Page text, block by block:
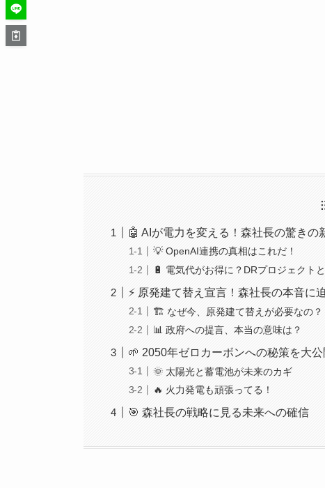
🤖 AIが電力を変える！森社長の驚きの
💡 OpenAI連携の真相はこれだ！
🔋 電気代がお得に？DRプロジェクト
⚡ 原発建て替え宣言！森社長の本音に
🏗️ なぜ今、原発建て替えが必要なの？
📊 政府への提言、本当の意味は？
🌱 2050年ゼロカーボンへの秘策を大公
🌞 太陽光と蓄電池が未来のカギ
🔥 火力発電も頑張ってる！
🎯 森社長の戦略に見る未来への確信